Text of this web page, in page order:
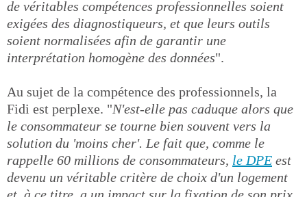
de véritables compétences professionnelles soient
exigées des diagnostiqueurs, et que leurs outils
soient normalisées afin de garantir une
interprétation homogène des données".
Au sujet de la compétence des professionnels, la
Fidi est perplexe. "N'est-elle pas caduque alors que
le consommateur se tourne bien souvent vers la
solution du 'moins cher'. Le fait que, comme le
rappelle 60 millions de consommateurs, le DPE est
devenu un véritable critère de choix d'un logement
et, à ce titre, a un impact sur la fixation de son prix,